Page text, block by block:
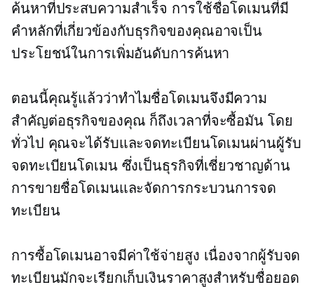
ค้นหาที่ประสบความสำเร็จ การใช้ชื่อโดเมนที่มี
คำหลักที่เกี่ยวข้องกับธุรกิจของคุณอาจเป็น
ประโยชน์ในการเพิ่มอันดับการค้นหา
ตอนนี้คุณรู้แล้วว่าทำไมชื่อโดเมนจึงมีความ
สำคัญต่อธุรกิจของคุณ ก็ถึงเวลาที่จะซื้อมัน โดย
ทั่วไป คุณจะได้รับและจดทะเบียนโดเมนผ่านผู้รับ
จดทะเบียนโดเมน ซึ่งเป็นธุรกิจที่เชี่ยวชาญด้าน
การขายชื่อโดเมนและจัดการกระบวนการจด
ทะเบียน
การซื้อโดเมนอาจมีค่าใช้จ่ายสูง เนื่องจากผู้รับจด
ทะเบียนมักจะเรียกเก็บเงินราคาสูงสำหรับชื่อยอด